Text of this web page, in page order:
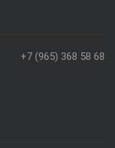
+7 (965) 368 58 68